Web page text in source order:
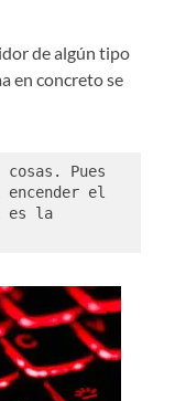
de algún tipo
en concreto se
Pues
el
es la